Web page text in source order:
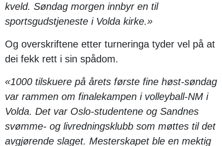
kveld. Søndag morgen innbyr en til
sportsgudstjeneste i Volda kirke.»
Og overskriftene etter turneringa tyder vel på at
dei fekk rett i sin spådom.
«1000 tilskuere på årets første fine høst-søndag
var rammen om finalekampen i volleyball-NM i
Volda. Det var Oslo-studentene og Sandnes
svømme- og livredningsklubb som møttes til det
avgjørende slaget. Mesterskapet ble en mektig